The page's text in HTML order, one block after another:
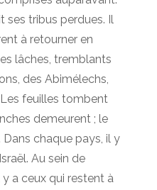
ses tribus perdues. Il
à retourner en
lâches, tremblants
des Abimélechs,
feuilles tombent
demeurent ; le
chaque pays, il y
Au sein de
a ceux qui restent à